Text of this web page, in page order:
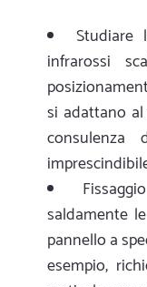
Studiare
infrarossi
si adattano
saldamente
pannello a
esempio,